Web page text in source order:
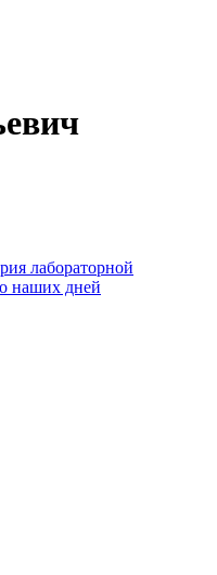
лабораторной
наших дней